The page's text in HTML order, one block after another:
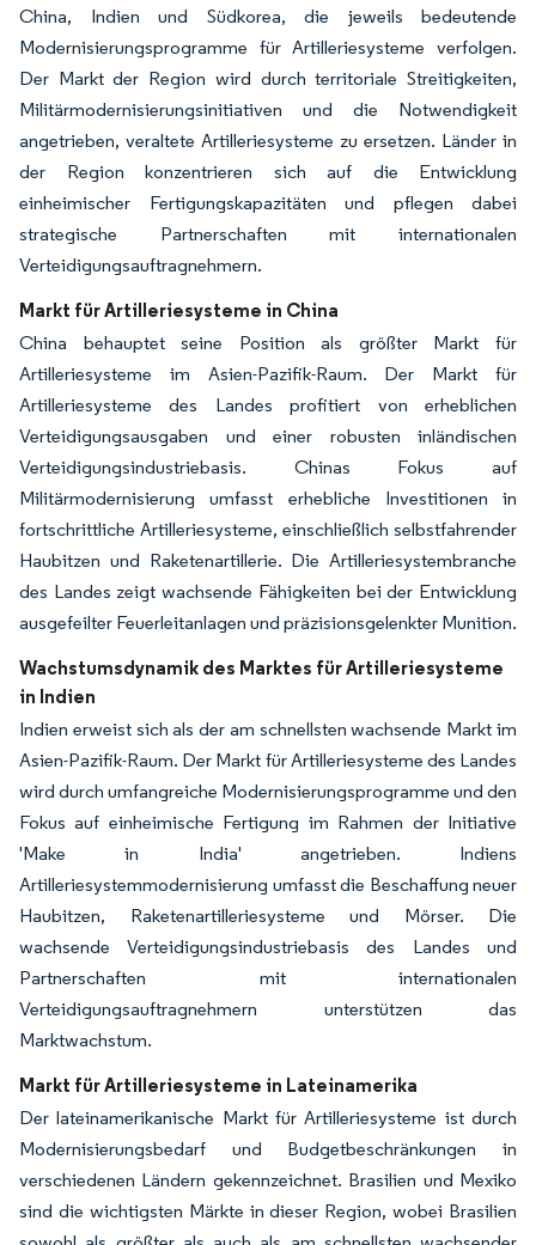
China, Indien und Südkorea, die jeweils bedeutende
Modernisierungsprogramme für Artilleriesysteme verfolgen.
Der Markt der Region wird durch territoriale Streitigkeiten,
Militärmodernisierungsinitiativen und die Notwendigkeit
angetrieben, veraltete Artilleriesysteme zu ersetzen. Länder in
der Region konzentrieren sich auf die Entwicklung
einheimischer Fertigungskapazitäten und pflegen dabei
strategische Partnerschaften mit internationalen
Verteidigungsauftragnehmern.
Markt für Artilleriesysteme in China
China behauptet seine Position als größter Markt für
Artilleriesysteme im Asien-Pazifik-Raum. Der Markt für
Artilleriesysteme des Landes profitiert von erheblichen
Verteidigungsausgaben und einer robusten inländischen
Verteidigungsindustriebasis. Chinas Fokus auf
Militärmodernisierung umfasst erhebliche Investitionen in
fortschrittliche Artilleriesysteme, einschließlich selbstfahrender
Haubitzen und Raketenartillerie. Die Artilleriesystembranche
des Landes zeigt wachsende Fähigkeiten bei der Entwicklung
ausgefeilter Feuerleitanlagen und präzisionsgelenkter Munition.
Wachstumsdynamik des Marktes für Artilleriesysteme
in Indien
Indien erweist sich als der am schnellsten wachsende Markt im
Asien-Pazifik-Raum. Der Markt für Artilleriesysteme des Landes
wird durch umfangreiche Modernisierungsprogramme und den
Fokus auf einheimische Fertigung im Rahmen der Initiative
'Make in India' angetrieben. Indiens
Artilleriesystemmodernisierung umfasst die Beschaffung neuer
Haubitzen, Raketenartilleriesysteme und Mörser. Die
wachsende Verteidigungsindustriebasis des Landes und
Partnerschaften mit internationalen
Verteidigungsauftragnehmern unterstützen das
Marktwachstum.
Markt für Artilleriesysteme in Lateinamerika
Der lateinamerikanische Markt für Artilleriesysteme ist durch
Modernisierungsbedarf und Budgetbeschränkungen in
verschiedenen Ländern gekennzeichnet. Brasilien und Mexiko
sind die wichtigsten Märkte in dieser Region, wobei Brasilien